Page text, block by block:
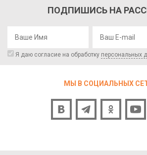
ПОДПИШИСЬ НА
Я даю согласие на обработку персональных
МЫ В СОЦИАЛЬНЫХ